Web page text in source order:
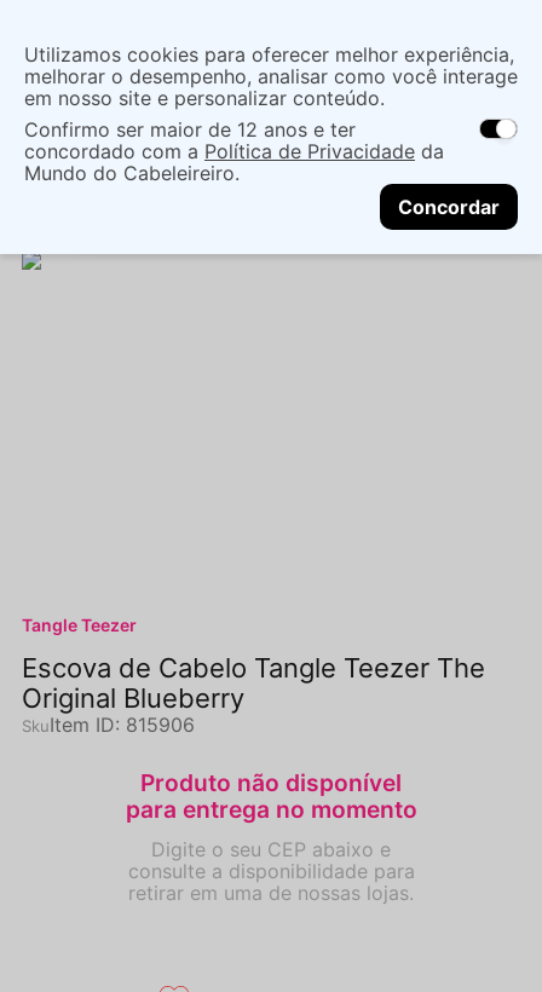
localização
As ofertas e opções de entrega variam de
acordo com a região.Não sei meu CEP
CONTINUAR
O que você procura?
Acessórios Acessorios Cabelo
Escovas
ESCOVA DE CABELO TANGLE TEEZER THE
Tangle Teezer
Escova de Cabelo Tangle Teezer The
Original Blueberry
Item ID: 815906
Utilizamos cookies para oferecer melhor experiência,
melhorar o desempenho, analisar como você interage
em nosso site e personalizar conteúdo.
Confirmo ser maior de 12 anos e ter
concordado com a Política de Privacidade da
Mundo do Cabeleireiro.
Concordar